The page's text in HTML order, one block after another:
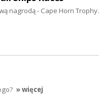
nagrodą - Cape Horn Trophy.
» więcej